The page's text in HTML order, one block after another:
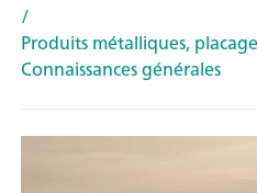
/
Produits métalliques,
Connaissances générales